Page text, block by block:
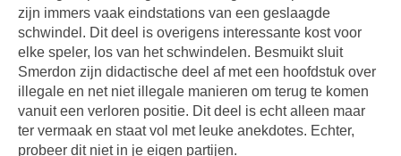
zijn immers vaak eindstations van een geslaagde
schwindel. Dit deel is overigens interessante kost voor
elke speler, los van het schwindelen. Besmuikt sluit
Smerdon zijn didactische deel af met een hoofdstuk over
illegale en net niet illegale manieren om terug te komen
vanuit een verloren positie. Dit deel is echt alleen maar
ter vermaak en staat vol met leuke anekdotes. Echter,
probeer dit niet in je eigen partijen.